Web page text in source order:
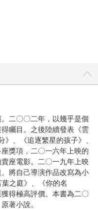
二〇〇二年，以幾乎是個
矚目。之後陸續發表《雲
、《追逐繁星的孩子》、
獎項，二〇一六年上映的
座電影。二〇一九年上映
將自己導演作品改寫為小
之庭》、《你的名
得極高評價。本書為二〇
著小說。